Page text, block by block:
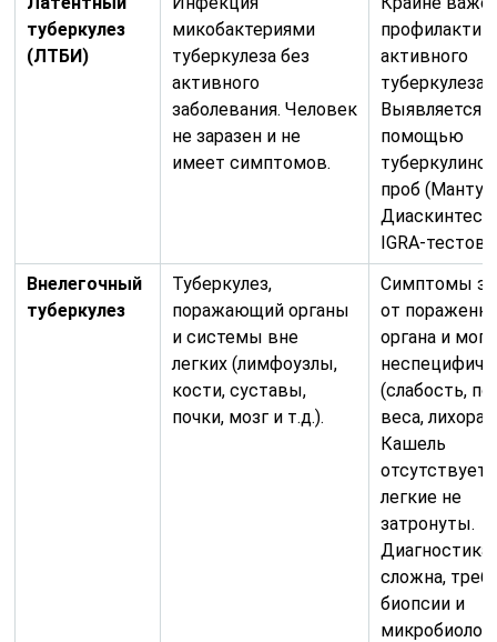
туберкулез
(ЛТБИ)
микобактериями
туберкулеза без
активного
заболевания. Человек
не заразен и не
имеет симптомов.
активного
туберкулеза.
Выявляется с
помощью
проб (Манту,
IGRA-тестов.
Внелегочный
туберкулез
Туберкулез,
поражающий органы
и системы вне
легких (лимфоузлы,
кости, суставы,
почки, мозг и т.д.).
Симптомы
от
органа и
(слабость,
веса,
Кашель
отсутствует,
легкие не
затронуты.
Диагностика
сложна,
биопсии и